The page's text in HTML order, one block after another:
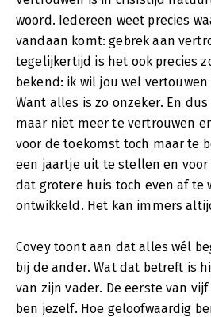
woord. Iedereen weet precies
vandaan komt: gebrek aan
tegelijkertijd is het ook precies
bekend: ik wil jou wel
Want alles is zo onzeker. En
maar niet meer te vertrouwen
voor de toekomst toch maar te
een jaartje uit te stellen en
dat grotere huis toch even af te
ontwikkeld. Het kan immers
Covey toont aan dat alles wél
bij de ander. Wat dat betreft is
van zijn vader. De eerste van
ben jezelf. Hoe geloofwaardig